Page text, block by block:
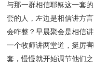
与那一群相信耶稣这一套
套的人，左边是相信讲方
会咋整？早晨聚会是相信
一个牧师讲两堂道，挺厉
套，慢慢就开始调节他们